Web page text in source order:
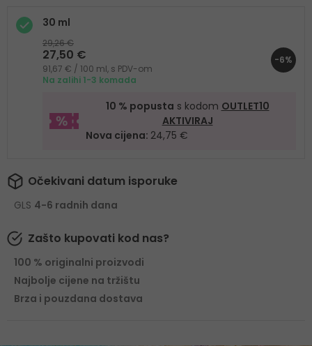
30 ml
29,26 €
27,50 €
91,67 € / 100 ml, s PDV-om
Na zalihi 1-3 komada
-6%
10 % popusta s kodom OUTLET10
AKTIVIRAJ
Nova cijena: 24,75 €
Očekivani datum isporuke
GLS 4-6 radnih dana
Zašto kupovati kod nas?
100 % originalni proizvodi
Najbolje cijene na tržištu
Brza i pouzdana dostava